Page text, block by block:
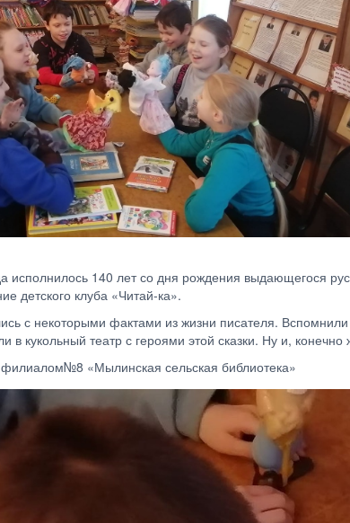
исполнилось 140 лет со дня рождения выдающегося
детского клуба «Читай-ка».
с некоторыми фактами из жизни писателя.
в кукольный театр с героями этой сказки. Ну и,
«Мылинская сельская библиотека»